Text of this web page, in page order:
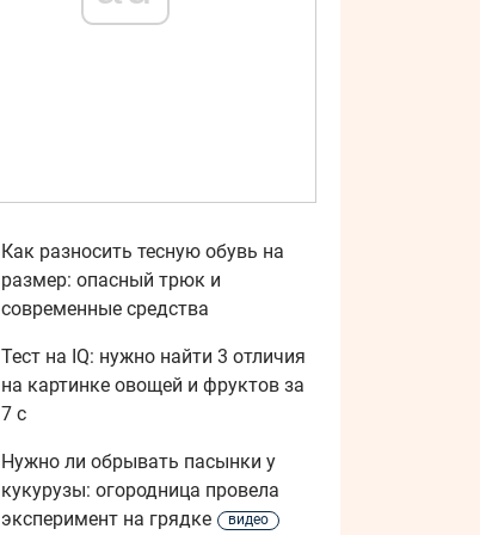
Как разносить тесную обувь на
размер: опасный трюк и
современные средства
Тест на IQ: нужно найти 3 отличия
на картинке овощей и фруктов за
7 с
Нужно ли обрывать пасынки у
кукурузы: огородница провела
эксперимент на грядке
видео